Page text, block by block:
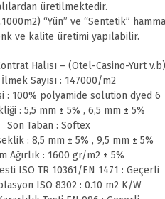
üretilmektedir.
“Yün” ve “Sentetik”
ve kalite üretimi yapılabilir.
Halısı – (Otel-Casino-Yurt v.b)
Sayısı : 147000/m2
: 100% polyamide solution dyed 6
: 5,5 mm ± 5% , 6,5 mm ± 5%
Son Taban : Softex
: 8,5 mm ± 5% , 9,5 mm ± 5%
Ağırlık : 1600 gr/m2 ± 5%
ISO TR 10361/EN 1471 : Geçerli
ISO 8302 : 0.10 m2 K/W